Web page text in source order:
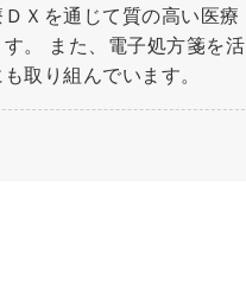
Ｘを通じて質の高い医療
。 また、電子処方箋を活
取り組んでいます。